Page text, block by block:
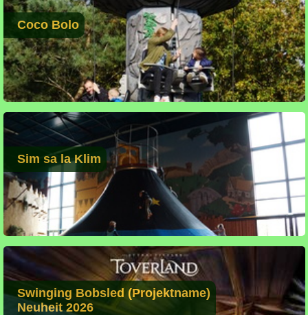
Coco Bolo
Sim sa la Klim
Swinging Bobsled (Projektname)
Neuheit 2026